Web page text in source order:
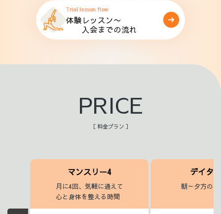
Trial lesson flow
体験レッスン〜
入会までの流れ
PRICE
［ 料金プラン ］
マンスリー4
月に4回、気軽に通えて
心と身体を整える時間
デイタ
朝～夕方の